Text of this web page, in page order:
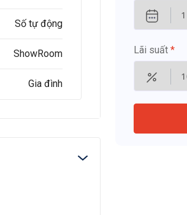
Số tự động
ShowRoom
Gia đình
Lãi suất *